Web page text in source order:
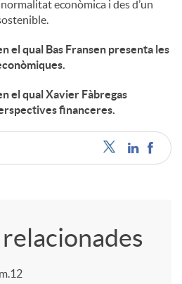
econòmica i des d’un
el qual Bas Fransen presenta les
el qual Xavier Fàbregas
financeres.